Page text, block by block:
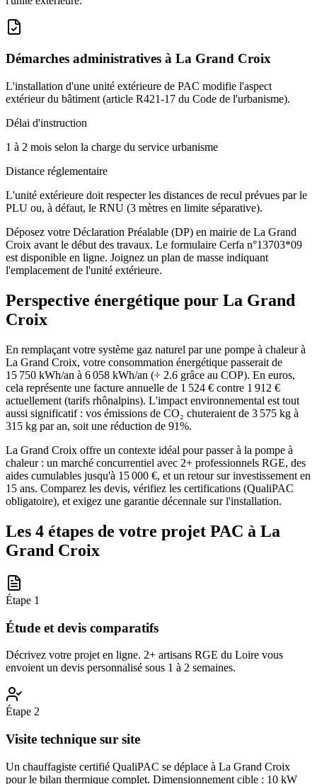
Démarches administratives à La Grand Croix
L'installation d'une unité extérieure de PAC modifie l'aspect
extérieur du bâtiment (article R421-17 du Code de l'urbanisme).
Délai d'instruction
1 à 2 mois selon la charge du service urbanisme
Distance réglementaire
L'unité extérieure doit respecter les distances de recul prévues par le
PLU ou, à défaut, le RNU (3 mètres en limite séparative).
Déposez votre Déclaration Préalable (DP) en mairie de La Grand
Croix avant le début des travaux. Le formulaire Cerfa n°13703*09
est disponible en ligne. Joignez un plan de masse indiquant
l'emplacement de l'unité extérieure.
Perspective énergétique pour La Grand
Croix
En remplaçant votre système gaz naturel par une pompe à chaleur à
La Grand Croix, votre consommation énergétique passerait de
15 750 kWh/an à 6 058 kWh/an (÷ 2.6 grâce au COP). En euros,
cela représente une facture annuelle de 1 524 € contre 1 912 €
actuellement (tarifs rhônalpins). L'impact environnemental est tout
aussi significatif : vos émissions de CO₂ chuteraient de 3 575 kg à
315 kg par an, soit une réduction de 91%.
La Grand Croix offre un contexte idéal pour passer à la pompe à
chaleur : un marché concurrentiel avec 2+ professionnels RGE, des
aides cumulables jusqu'à 15 000 €, et un retour sur investissement en
15 ans. Comparez les devis, vérifiez les certifications (QualiPAC
obligatoire), et exigez une garantie décennale sur l'installation.
Les 4 étapes de votre projet PAC à La
Grand Croix
Étape 1
Étude et devis comparatifs
Décrivez votre projet en ligne. 2+ artisans RGE du Loire vous
envoient un devis personnalisé sous 1 à 2 semaines.
Étape 2
Visite technique sur site
Un chauffagiste certifié QualiPAC se déplace à La Grand Croix
pour le bilan thermique complet. Dimensionnement cible : 10 kW